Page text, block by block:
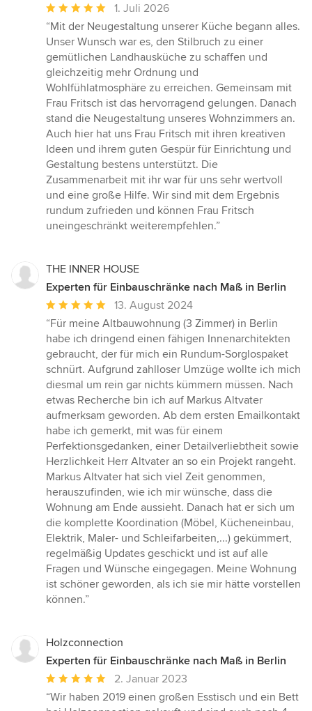
Durchschnittliche
Bewertung:
5
von
5
Sternen
1. Juli 2026
“Mit der Neugestaltung unserer Küche begann alles.
Unser Wunsch war es, den Stilbruch zu einer
gemütlichen Landhausküche zu schaffen und
gleichzeitig mehr Ordnung und
Wohlfühlatmosphäre zu erreichen. Gemeinsam mit
Frau Fritsch ist das hervorragend gelungen. Danach
stand die Neugestaltung unseres Wohnzimmers an.
Auch hier hat uns Frau Fritsch mit ihren kreativen
Ideen und ihrem guten Gespür für Einrichtung und
Gestaltung bestens unterstützt. Die
Zusammenarbeit mit ihr war für uns sehr wertvoll
und eine große Hilfe. Wir sind mit dem Ergebnis
rundum zufrieden und können Frau Fritsch
uneingeschränkt weiterempfehlen.”
THE INNER HOUSE
Experten für Einbauschränke nach Maß in Berlin
Durchschnittliche
Bewertung:
5
von
5
Sternen
13. August 2024
“Für meine Altbauwohnung (3 Zimmer) in Berlin
habe ich dringend einen fähigen Innenarchitekten
gebraucht, der für mich ein Rundum-Sorglospaket
schnürt. Aufgrund zahlloser Umzüge wollte ich mich
diesmal um rein gar nichts kümmern müssen. Nach
etwas Recherche bin ich auf Markus Altvater
aufmerksam geworden. Ab dem ersten Emailkontakt
habe ich gemerkt, mit was für einem
Perfektionsgedanken, einer Detailverliebtheit sowie
Herzlichkeit Herr Altvater an so ein Projekt rangeht.
Markus Altvater hat sich viel Zeit genommen,
herauszufinden, wie ich mir wünsche, dass die
Wohnung am Ende aussieht. Danach hat er sich um
die komplette Koordination (Möbel, Kücheneinbau,
Elektrik, Maler- und Schleifarbeiten,...) gekümmert,
regelmäßig Updates geschickt und ist auf alle
Fragen und Wünsche eingegagen. Meine Wohnung
ist schöner geworden, als ich sie mir hätte vorstellen
können.”
Holzconnection
Experten für Einbauschränke nach Maß in Berlin
Durchschnittliche
Bewertung:
2. Januar 2023
“Wir haben 2019 einen großen Esstisch und ein Bett